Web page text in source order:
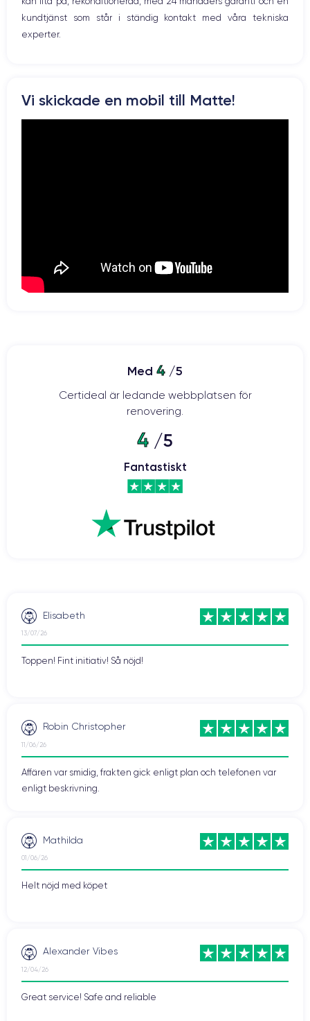
kundtjänst som står i ständig kontakt med våra tekniska
experter.
Vi skickade en mobil till Matte!
Med 4 /5
Certideal är ledande webbplatsen för
renovering.
4 /5
Fantastiskt
Elisabeth
13/07/26
Toppen! Fint initiativ! Så nöjd!
Robin Christopher
11/06/26
Affären var smidig, frakten gick enligt plan och telefonen var
enligt beskrivning.
Mathilda
01/06/26
Helt nöjd med köpet
Alexander Vibes
12/04/26
Great service! Safe and reliable